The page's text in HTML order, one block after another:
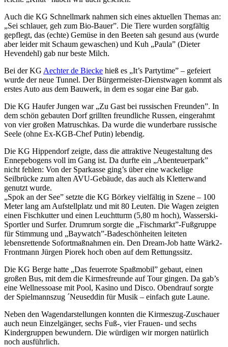
Auch die KG Schnellmark nahmen sich eines aktuellen Themas an:
„Sei schlauer, geh zum Bio-Bauer”. Die Tiere wurden sorgfältig
gepflegt, das (echte) Gemüse in den Beeten sah gesund aus (wurde
aber leider mit Schaum gewaschen) und Kuh „Paula” (Dieter
Hevendehl) gab nur beste Milch.
Bei der KG Aechter de Biecke hieß es „It’s Partytime” – gefeiert
wurde der neue Tunnel. Der Bürgermeister-Dienstwagen kommt als
erstes Auto aus dem Bauwerk, in dem es sogar eine Bar gab.
Die KG Haufer Jungen war „Zu Gast bei russischen Freunden”. In
dem schön gebauten Dorf grillten freundliche Russen, eingerahmt
von vier großen Matruschkas. Da wurde die wunderbare russische
Seele (ohne Ex-KGB-Chef Putin) lebendig.
Die KG Hippendorf zeigte, dass die attraktive Neugestaltung des
Ennepebogens voll im Gang ist. Da durfte ein „Abenteuerpark”
nicht fehlen: Von der Sparkasse ging’s über eine wackelige
Seilbrücke zum alten AVU-Gebäude, das auch als Kletterwand
genutzt wurde.
„Spok an der See” setzte die KG Börkey vielfältig in Szene – 100
Meter lang am Aufstellplatz und mit 80 Leuten. Die Wagen zeigten
einen Fischkutter und einen Leuchtturm (5,80 m hoch), Wasserski-
Sportler und Surfer. Drumrum sorgte die „Fischmarkt”-Fußgruppe
für Stimmung und „Baywatch”-Badeschönheiten leiteten
lebensrettende Sofortmaßnahmen ein. Den Dream-Job hatte Wärk2-
Frontmann Jürgen Piorek hoch oben auf dem Rettungssitz.
Die KG Berge hatte „Das feuerrote Spaßmobil” gebaut, einen
großen Bus, mit dem die Kirmesfreunde auf Tour gingen. Da gab’s
eine Wellnessoase mit Pool, Kasino und Disco. Obendrauf sorgte
der Spielmannszug ´Neuseddin für Musik – einfach gute Laune.
Neben den Wagendarstellungen konnten die Kirmeszug-Zuschauer
auch neun Einzelgänger, sechs Fuß-, vier Frauen- und sechs
Kindergruppen bewundern. Die würdigen wir morgen natürlich
noch ausführlich.